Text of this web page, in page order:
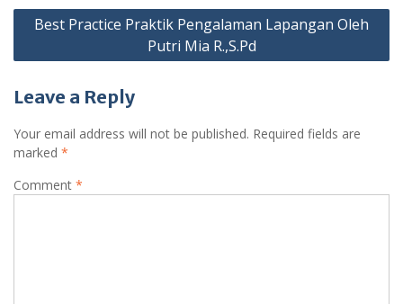
Best Practice Praktik Pengalaman Lapangan Oleh
Putri Mia R.,S.Pd
Leave a Reply
Your email address will not be published. Required fields are
marked *
Comment *